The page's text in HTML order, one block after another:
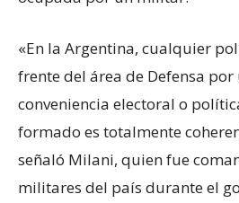
«En la Argentina, cualquier
frente del área de Defensa
conveniencia electoral o
formado es totalmente
señaló Milani, quien fue
militares del país durante el